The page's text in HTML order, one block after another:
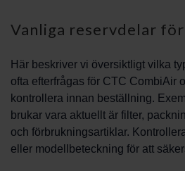
Vanliga reservdelar
Här beskriver vi översiktligt vilka
ofta efterfrågas för CTC CombiAir
kontrollera innan beställning.
brukar vara aktuellt är filter,
och förbrukningsartiklar.
eller modellbeteckning för att